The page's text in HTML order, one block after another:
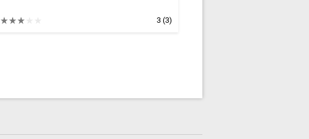
3(3)